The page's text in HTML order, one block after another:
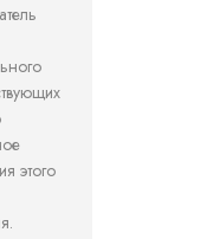
этого